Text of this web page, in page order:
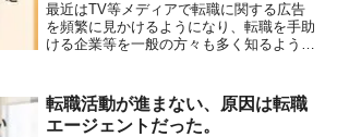
最近はTV等メディアで転職に関する広告
を頻繁に見かけるようになり、転職を手助
ける企業等を一般の方々も多く知るように
くない。そう、多くの転職希望者は転職経
験初心者かも...
転職活動が進まない、原因は転職
エージェントだった。